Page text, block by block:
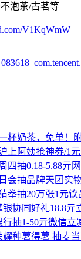
泡茶/古茗等
V1KqWmW
杯奶茶，免单！
上阿姨抢神券/1
四抽0.18-5.88亓
会抽品牌天团实
拳抽20万张1元饮
银协同好礼18.8亓
行抽1-50亓微信立
耀种薯得薯 抽麦